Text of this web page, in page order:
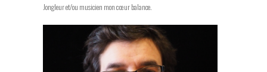
Jongleur et/ou musicien mon cœur balance.